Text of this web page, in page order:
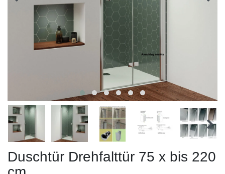
Duschtür Drehfalttür 75 x bis 220